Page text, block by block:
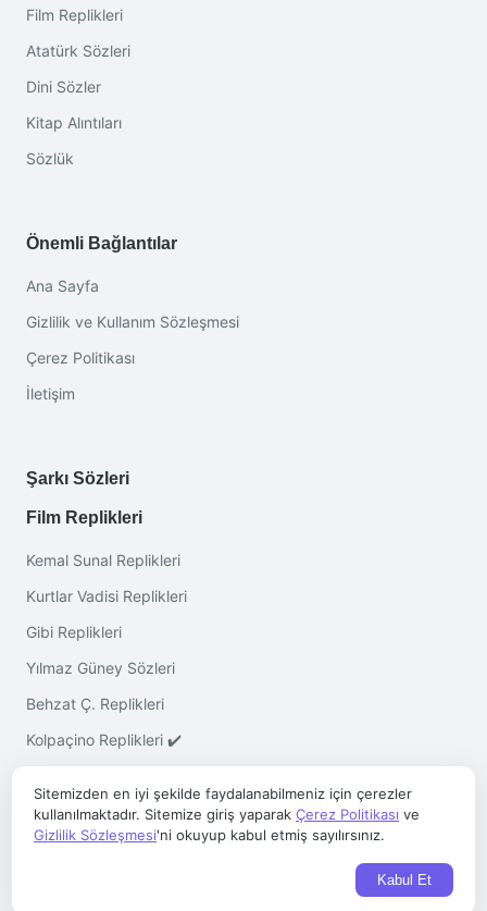
Film Replikleri
Atatürk Sözleri
Dini Sözler
Kitap Alıntıları
Sözlük
Önemli Bağlantılar
Ana Sayfa
Gizlilik ve Kullanım Sözleşmesi
Çerez Politikası
İletişim
Şarkı Sözleri
Film Replikleri
Kemal Sunal Replikleri
Kurtlar Vadisi Replikleri
Gibi Replikleri
Yılmaz Güney Sözleri
Behzat Ç. Replikleri
Kolpaçino Replikleri ✔️
- Her Hakkı Saklıdır
Sitemizden en iyi şekilde faydalanabilmeniz için çerezler
kullanılmaktadır. Sitemize giriş yaparak Çerez Politikası ve
Gizlilik Sözleşmesi'ni okuyup kabul etmiş sayılırsınız.
Kabul Et